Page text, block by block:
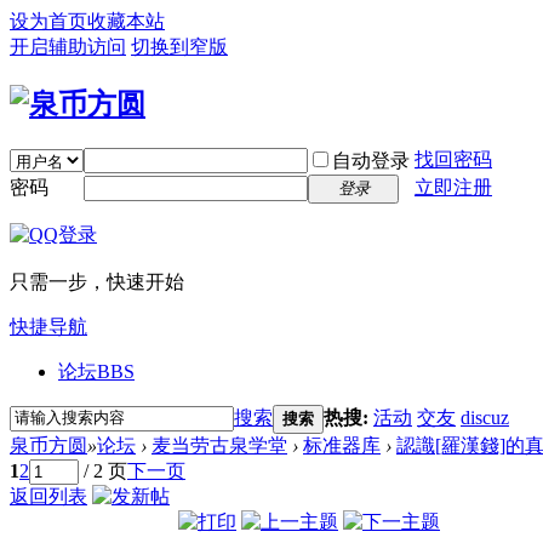
设为首页收藏本站
开启辅助访问 切换到窄版
自动登录 找回密码
密码
登录 立即注册
只需一步，快速开始
快捷导航
论坛BBS
搜索 搜索 热搜: 活动 交友 discuz
泉币方圆 »论坛 › 麦当劳古泉学堂 › 标准器库 › 認識[羅漢錢]的
12 / 2 页下一页
返回列表